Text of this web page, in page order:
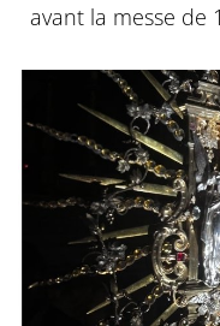
avant la messe de